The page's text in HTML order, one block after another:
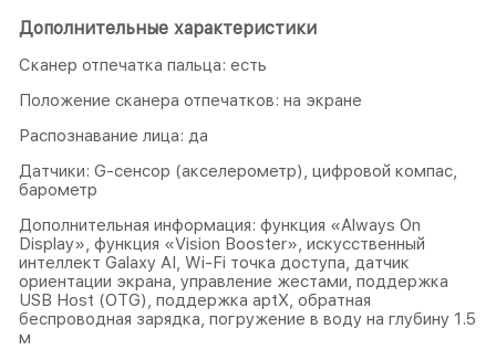
Дополнительные характеристики
Сканер отпечатка пальца: есть
Положение сканера отпечатков: на экране
Распознавание лица: да
Датчики: G-сенсор (акселерометр), цифровой компас,
барометр
Дополнительная информация: функция «Always On
Display», функция «Vision Booster», искусственный
интеллект Galaxy AI, Wi-Fi точка доступа, датчик
ориентации экрана, управление жестами, поддержка
USB Host (OTG), поддержка aptX, обратная
беспроводная зарядка, погружение в воду на глубину 1.5
м